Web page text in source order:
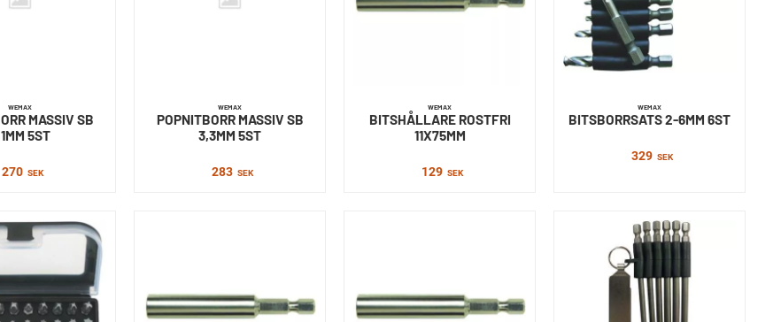
WEMAX
MASSIV SB
5ST
270 SEK
WEMAX
POPNITBORR MASSIV SB
3,3MM 5ST
283 SEK
WEMAX
BITSHÅLLARE ROSTFRI
11X75MM
129 SEK
WEMAX
BITSBORRSATS 2-6MM 6ST
329 SEK